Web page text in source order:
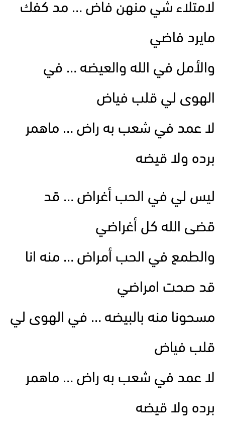
لامتلاء شي منهن فاض … مد كفك
مايرد فاضي
والأمل في الله والعيضه … في
الهوى لي قلب فياض
لا عمد في شعب به راض … ماهمر
برده ولا قيضه
ليس لي في الحب أغراض … قد
قضى الله كل أغراضي
والطمع في الحب أمراض … منه انا
قد صحت امراضي
مسحونا منه بالبيضه … في الهوى لي
قلب فياض
لا عمد في شعب به راض … ماهمر
برده ولا قيضه